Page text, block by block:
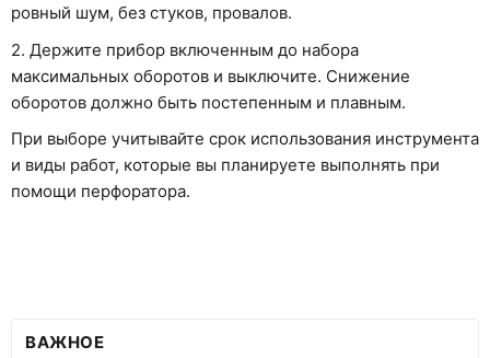
ровный шум, без стуков, провалов.
2. Держите прибор включенным до набора
максимальных оборотов и выключите. Снижение
оборотов должно быть постепенным и плавным.
При выборе учитывайте срок использования инструмента
и виды работ, которые вы планируете выполнять при
помощи перфоратора.
ВАЖНОЕ